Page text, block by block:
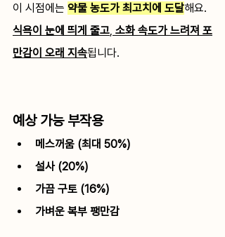
이 시점에는 약물 농도가 최고치에 도달해요.
식욕이 눈에 띄게 줄고, 소화 속도가 느려져 포
만감이 오래 지속됩니다.
예상 가능 부작용
메스꺼움 (최대 50%)
설사 (20%)
가끔 구토 (16%)
가벼운 복부 팽만감